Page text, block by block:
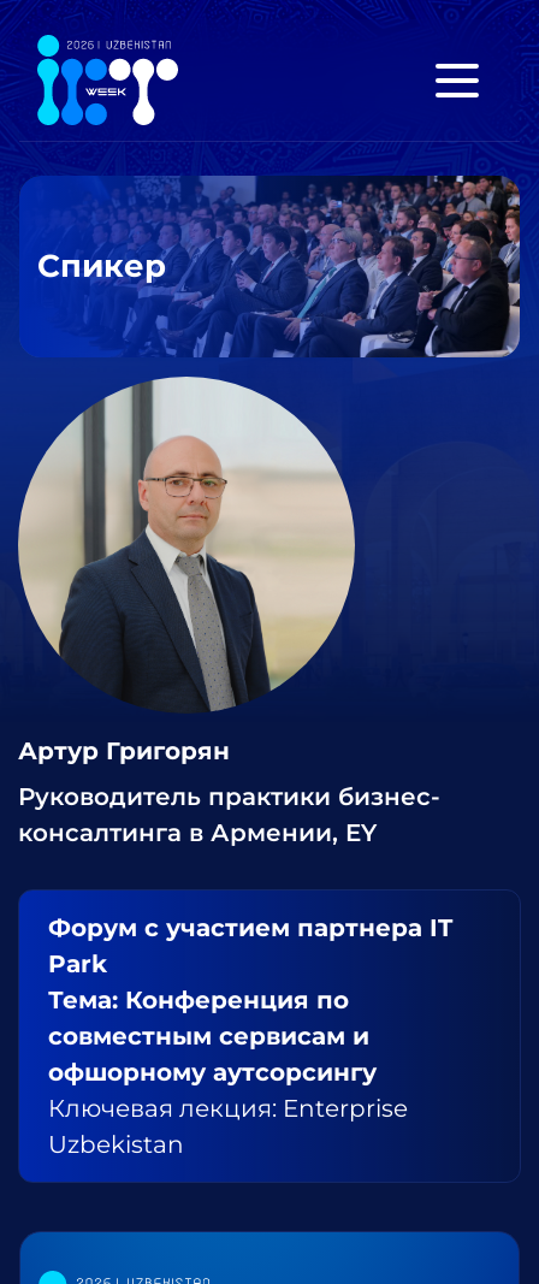
Спикер
Артур Григорян
Руководитель практики бизнес-
консалтинга в Армении, EY
Форум с участием партнера IT
Park
Тема: Конференция по
совместным сервисам и
офшорному аутсорсингу
Ключевая лекция: Enterprise
Uzbekistan